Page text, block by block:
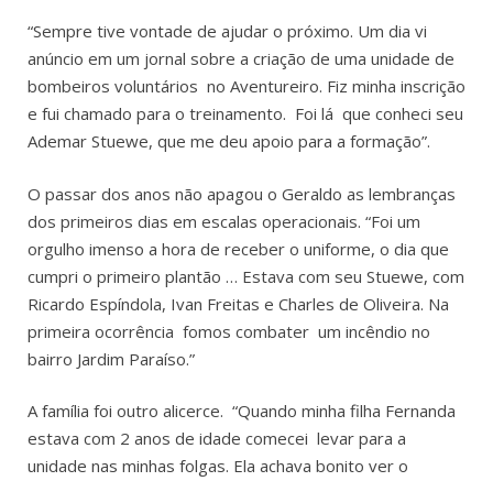
“Sempre tive vontade de ajudar o próximo. Um dia vi
anúncio em um jornal sobre a criação de uma unidade de
bombeiros voluntários no Aventureiro. Fiz minha inscrição
e fui chamado para o treinamento. Foi lá que conheci seu
Ademar Stuewe, que me deu apoio para a formação”.
O passar dos anos não apagou o Geraldo as lembranças
dos primeiros dias em escalas operacionais. “Foi um
orgulho imenso a hora de receber o uniforme, o dia que
cumpri o primeiro plantão … Estava com seu Stuewe, com
Ricardo Espíndola, Ivan Freitas e Charles de Oliveira. Na
primeira ocorrência fomos combater um incêndio no
bairro Jardim Paraíso.”
A família foi outro alicerce. “Quando minha filha Fernanda
estava com 2 anos de idade comecei levar para a
unidade nas minhas folgas. Ela achava bonito ver o